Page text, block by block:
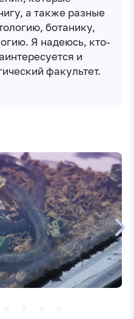
а также разные
ботанику,
Я надеюсь, кто-
и
факультет.